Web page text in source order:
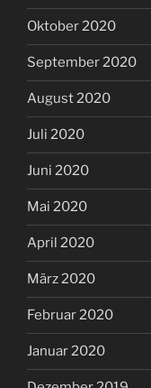
Oktober 2020
September 2020
August 2020
Juli 2020
Juni 2020
Mai 2020
April 2020
März 2020
Februar 2020
Januar 2020